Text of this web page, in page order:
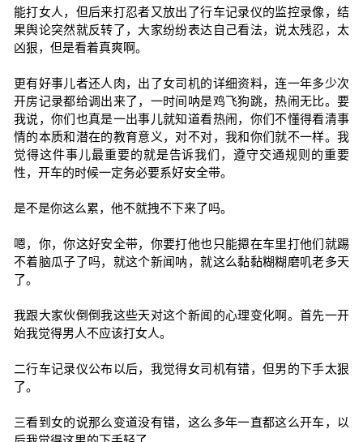
能打女人，但后来打忍者又放出了行车记录仪的监控录像，结
果舆论突然就反转了，大家纷纷表达自己看法，说太残忍，太
凶狠，但是看着真爽啊。
更有好事儿者还人肉，出了女司机的详细资料，连一年多少次
开房记录都给调出来了，一时间呐是鸡飞狗跳，热闹无比。要
我说，你们也真是一出事儿就知道看热闹，你们不懂得看清事
情的本质和潜在的教育意义，对不对，我和你们就不一样。我
觉得这件事儿最重要的就是告诉我们，遵守交通规则的重要
性，开车的时候一定务必要系好安全带。
是不是你这么累，他不就拽不下来了吗。
嗯，你，你这好安全带，你要打他也只能摁在车里打他们就踢
不着脑瓜子了吗，就这个新闻呐，就这么黏黏糊糊磨叽老多天
了。
我跟大家伙倒倒我这些天对这个新闻的心理变化啊。首先一开
始我觉得男人不应该打女人。
二行车记录仪公布以后，我觉得女司机有错，但男的下手太狠
了。
三看到女的说那么变道没有错，这么多年一直都这么开车，以